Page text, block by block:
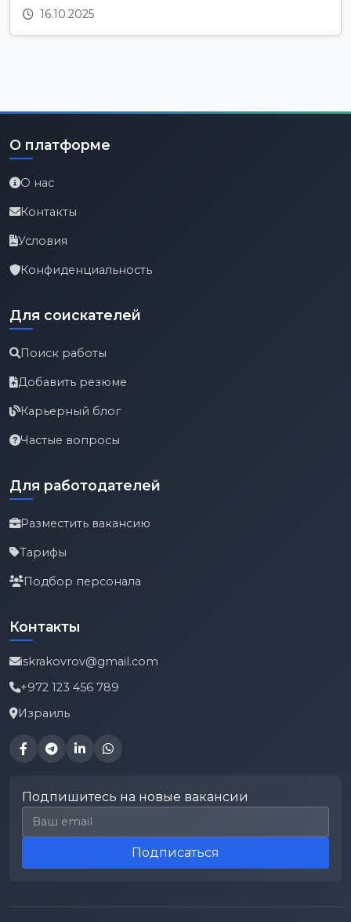
16.10.2025
О платформе
О нас
Контакты
Условия
Конфиденциальность
Для соискателей
Поиск работы
Добавить резюме
Карьерный блог
Частые вопросы
Для работодателей
Разместить вакансию
Тарифы
Подбор персонала
Контакты
iskrakovrov@gmail.com
+972 123 456 789
Израиль
Подпишитесь на новые вакансии
Email для подписки
Подписаться